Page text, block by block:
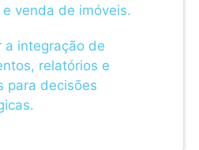
e venda de imóveis.
a integração de
relatórios e
para decisões